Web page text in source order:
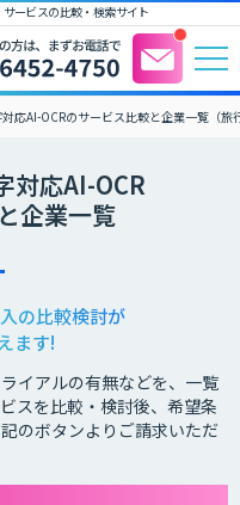
ービスの比較・検索サイト
応AI-OCRのサービス比較と企業一覧（旅
対応AI-OCR
企業一覧
の比較検討が
ます!
イアルの有無などを、一覧
スを比較・検討後、希望条
のボタンよりご請求いただ